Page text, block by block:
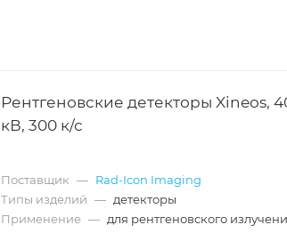
Рентгеновские детекторы Xineos,
кВ, 300 к/с
Поставщик — Rad-Icon Imaging
Типы изделий — детекторы
Применение — для рентгеновского